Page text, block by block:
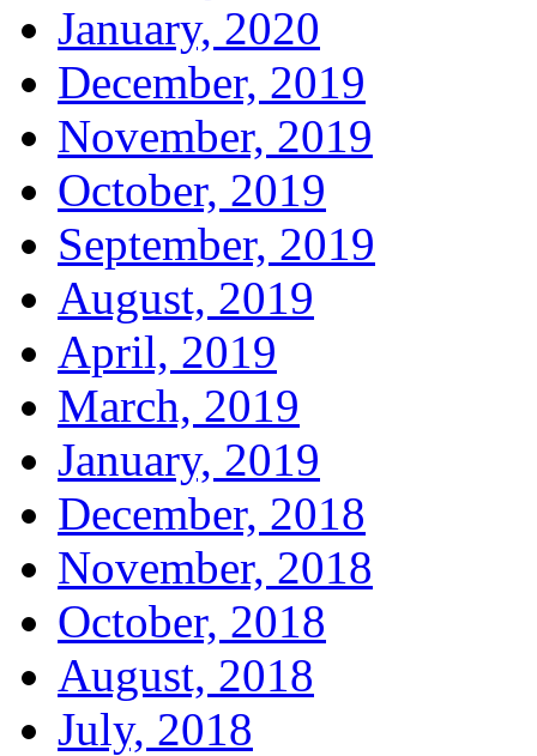
January, 2020
December, 2019
November, 2019
October, 2019
September, 2019
August, 2019
April, 2019
March, 2019
January, 2019
December, 2018
November, 2018
October, 2018
August, 2018
July, 2018